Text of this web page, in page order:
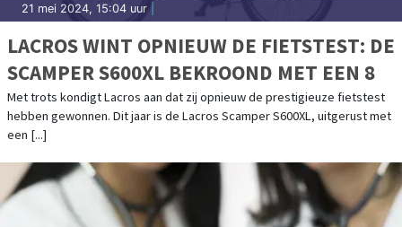
21 mei 2024, 15:04 uur
LACROS WINT OPNIEUW DE FIETSTEST: DE
SCAMPER S600XL BEKROOND MET EEN 8
Met trots kondigt Lacros aan dat zij opnieuw de prestigieuze fietstest
hebben gewonnen. Dit jaar is de Lacros Scamper S600XL, uitgerust met
een [...]